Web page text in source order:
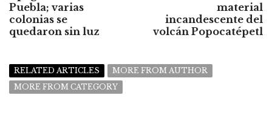
Puebla; varias
colonias se
quedaron sin luz
material
incandescente del
volcán Popocatépetl
RELATED ARTICLES
MORE FROM AUTHOR
MORE FROM CATEGORY